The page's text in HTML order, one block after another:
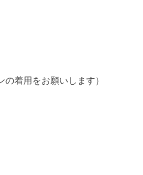
着用をお願いします）